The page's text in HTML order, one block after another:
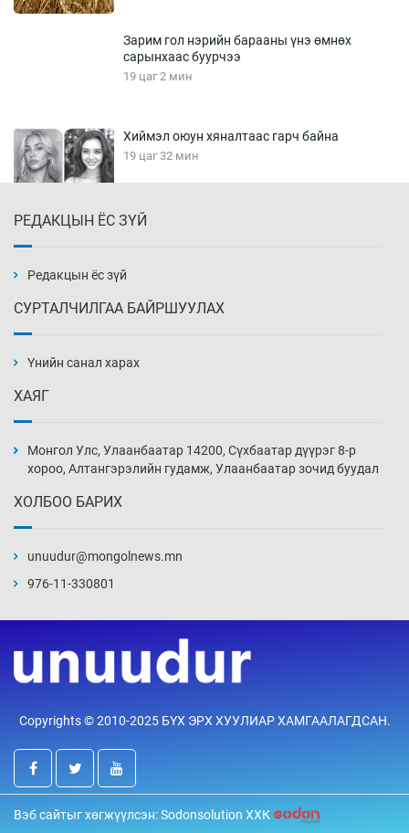
Зарим гол нэрийн барааны үнэ өмнөх
сарынхаас буурчээ
19 цаг 2 мин
Хиймэл оюун хяналтаас гарч байна
19 цаг 32 мин
20 цаг 2 мин
нэмэгджээ
20 цаг 32 мин
21 цаг 2 мин
21 цаг 32 мин
үйлчилж буй гэв
22 цаг 2 мин
“Туул усан цогцолбор”-ын ТЭЗҮ-ийг
Энэтхэгийн компанид хариуцуулжээ
РЕДАКЦЫН ЁС ЗҮЙ
Редакцын ёс зүй
СУРТАЛЧИЛГАА БАЙРШУУЛАХ
Үнийн санал харах
ХАЯГ
Монгол Улс, Улаанбаатар 14200, Сүхбаатар дүүрэг 8-р
хороо, Алтангэрэлийн гудамж, Улаанбаатар зочид буудал
ХОЛБОО БАРИХ
unuudur@mongolnews.mn
976-11-330801
Copyrights © 2010-2025 БҮХ ЭРХ ХУУЛИАР ХАМГААЛАГДСАН.
Вэб сайтыг хөгжүүлсэн: Sodonsolution ХХК